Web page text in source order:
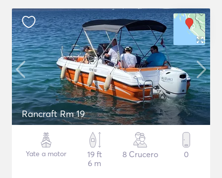
Rancraft Rm 19
Yate a motor
19 ft
6 m
8 Crucero 0